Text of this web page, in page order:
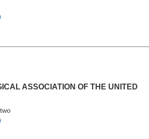
ASSOCIATION OF THE UNITED